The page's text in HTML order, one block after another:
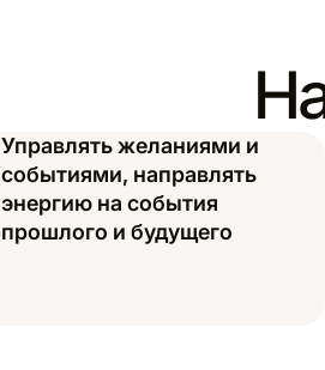
Управлять желаниями и
событиями, направлять
энергию на события
прошлого и будущего